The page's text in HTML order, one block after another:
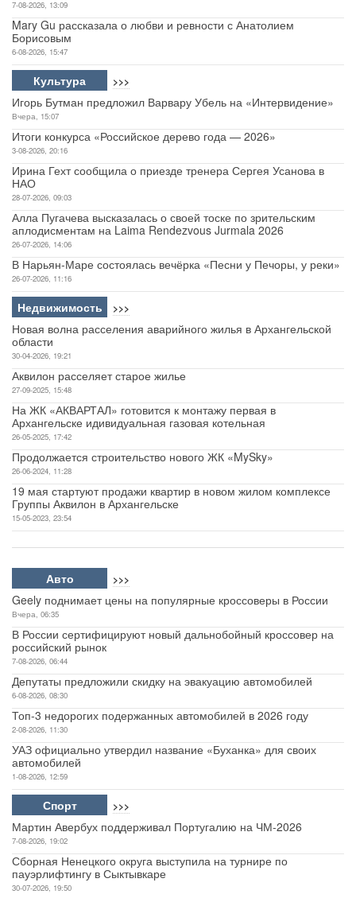
7-08-2026, 13:09
Mary Gu рассказала о любви и ревности с Анатолием
Борисовым
6-08-2026, 15:47
Культура >>>
Игорь Бутман предложил Варвару Убель на «Интервидение»
Вчера, 15:07
Итоги конкурса «Российское дерево года — 2026»
3-08-2026, 20:16
Ирина Гехт сообщила о приезде тренера Сергея Усанова в
НАО
28-07-2026, 09:03
Алла Пугачева высказалась о своей тоске по зрительским
аплодисментам на Laima Rendezvous Jurmala 2026
26-07-2026, 14:06
В Нарьян-Маре состоялась вечёрка «Песни у Печоры, у реки»
26-07-2026, 11:16
Недвижимость >>>
Новая волна расселения аварийного жилья в Архангельской
области
30-04-2026, 19:21
Аквилон расселяет старое жилье
27-09-2025, 15:48
На ЖК «АКВАРТАЛ» готовится к монтажу первая в
Архангельске идивидуальная газовая котельная
26-05-2025, 17:42
Продолжается строительство нового ЖК «MySky»
26-06-2024, 11:28
19 мая стартуют продажи квартир в новом жилом комплексе
Группы Аквилон в Архангельске
15-05-2023, 23:54
Авто >>>
Geely поднимает цены на популярные кроссоверы в России
Вчера, 06:35
В России сертифицируют новый дальнобойный кроссовер на
российский рынок
7-08-2026, 06:44
Депутаты предложили скидку на эвакуацию автомобилей
6-08-2026, 08:30
Топ-3 недорогих подержанных автомобилей в 2026 году
2-08-2026, 11:30
УАЗ официально утвердил название «Буханка» для своих
автомобилей
1-08-2026, 12:59
Спорт >>>
Мартин Авербух поддерживал Португалию на ЧМ-2026
7-08-2026, 19:02
Сборная Ненецкого округа выступила на турнире по
пауэрлифтингу в Сыктывкаре
30-07-2026, 19:50